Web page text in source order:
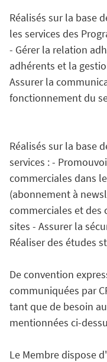
Réalisés sur la base
les services des
- Gérer la relation
adhérents et la
Assurer la
fonctionnement du
Réalisés sur la base
services : -
commerciales dans
(abonnement à
commerciales et des
sites - Assurer la
Réaliser des études
De convention
communiquées par
tant que de besoin
mentionnées ci-
Le Membre dispose